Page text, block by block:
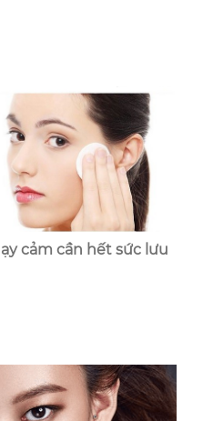
cảm cần hết sức lưu